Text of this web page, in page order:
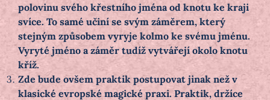
polovinu svého křestního jména od knotu ke kraji
svíce. To samé učiní se svým záměrem, který
stejným způsobem vyryje kolmo ke svému jménu.
Vyryté jméno a záměr tudíž vytvářejí okolo knotu
kříž.
Zde bude ovšem praktik postupovat jinak než v
klasické evropské magické praxi. Praktik, držíce